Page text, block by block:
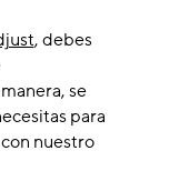
, debes
se
para
nuestro